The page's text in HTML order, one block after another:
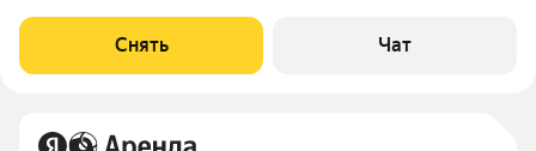
Холодильник Кондиционер Микроволновка Пылесос Дом -
монолитный, окна выходят на
Снять Чат